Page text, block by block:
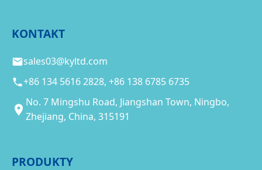
KONTAKT
sales03@kyltd.com
+86 134 5616 2828, +86 138 6785 6735
No. 7 Mingshu Road, Jiangshan Town, Ningbo,
Zhejiang, China, 315191
PRODUKTY